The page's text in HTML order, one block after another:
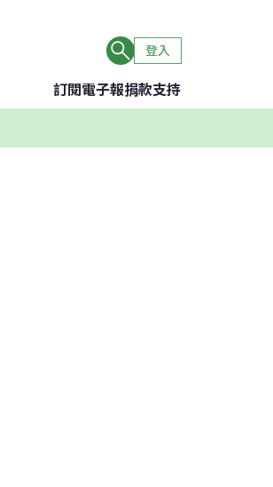
登入
訂閱電子報捐款支持